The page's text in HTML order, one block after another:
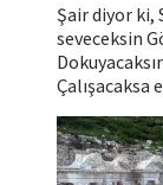
Şair diyor ki,
seveceksin